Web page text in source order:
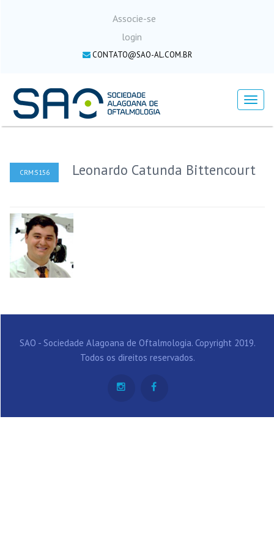
Associe-se
login
CONTATO@SAO-AL.COM.BR
Menu
CRM:5156 Leonardo Catunda Bittencourt
SAO - Sociedade Alagoana de Oftalmologia. Copyright 2019.
Todos os direitos reservados.